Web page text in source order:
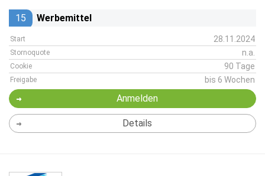
15 Werbemittel
Start 28.11.2024
Stornoquote n.a.
Cookie 90 Tage
Freigabe bis 6 Wochen
Anmelden
Details